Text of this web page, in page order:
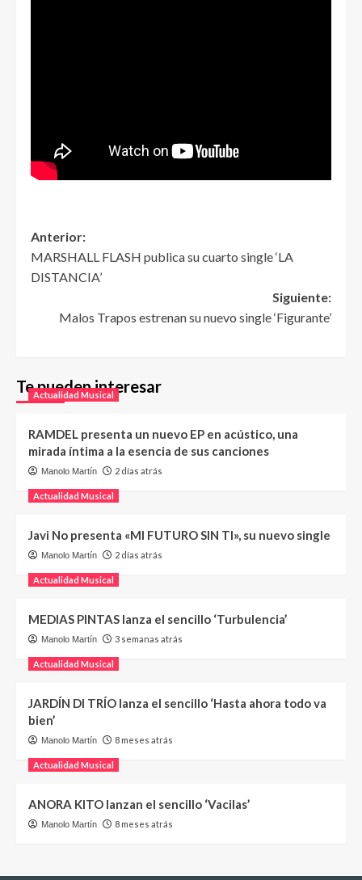
Anterior:
MARSHALL FLASH publica su cuarto single ‘LA
DISTANCIA’
Siguiente:
Malos Trapos estrenan su nuevo single ‘Figurante’
Te pueden interesar
Actualidad Musical
RAMDEL presenta un nuevo EP en acústico, una
mirada íntima a la esencia de sus canciones
Manolo Martín 2 días atrás
Actualidad Musical
Javi No presenta «MI FUTURO SIN TI», su nuevo single
Manolo Martín 2 días atrás
Actualidad Musical
MEDIAS PINTAS lanza el sencillo ‘Turbulencia’
Manolo Martín 3 semanas atrás
Actualidad Musical
JARDÍN DI TRÍO lanza el sencillo ‘Hasta ahora todo va
bien’
Manolo Martín 8 meses atrás
Actualidad Musical
ANORA KITO lanzan el sencillo ‘Vacilas’
Manolo Martín 8 meses atrás